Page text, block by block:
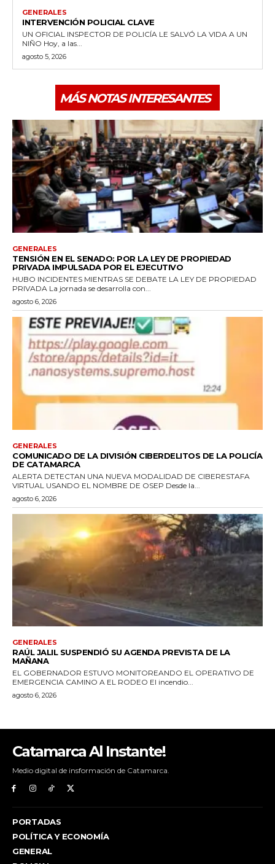
Catamarca Al Instante!
Medio digital de insformación de Catamarca.
PORTADAS
POLÍTICA Y ECONOMÍA
GENERAL